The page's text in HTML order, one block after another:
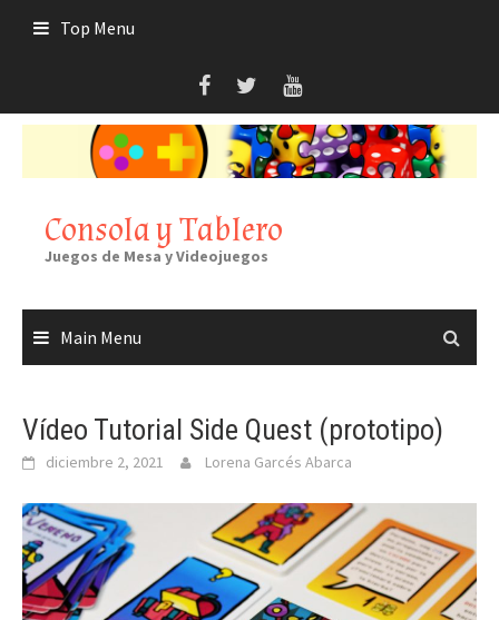
Top Menu
Consola y Tablero
Juegos de Mesa y Videojuegos
Main Menu
Vídeo Tutorial Side Quest (prototipo)
diciembre 2, 2021 Lorena Garcés Abarca